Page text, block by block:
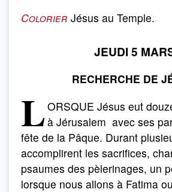
Colorier Jésus au Temple.
JEUDI 5
RECHERCHE DE
LORSQUE Jésus eut
à Jérusalem avec ses
fête de la Pâque. Durant
accomplirent les sacrifices,
psaumes des pèlerinages, un
lorsque nous allons à Fatima